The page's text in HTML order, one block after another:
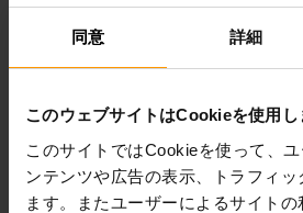
同意 詳細
このウェブサイトはCookieを使用し
このサイトではCookieを使って、
ンテンツや広告の表示、トラフィ
ます。またユーザーによるサイト
Valheim
サーバーホス